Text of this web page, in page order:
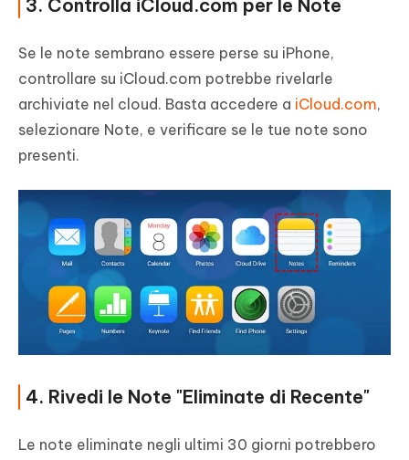
3. Controlla iCloud.com per le Note
Se le note sembrano essere perse su iPhone,
controllare su iCloud.com potrebbe rivelarle
archiviate nel cloud. Basta accedere a iCloud.com,
selezionare Note, e verificare se le tue note sono
presenti.
4. Rivedi le Note "Eliminate di Recente"
Le note eliminate negli ultimi 30 giorni potrebbero